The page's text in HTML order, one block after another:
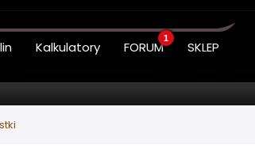
Kalkulatory FORUM
1
SKLEP